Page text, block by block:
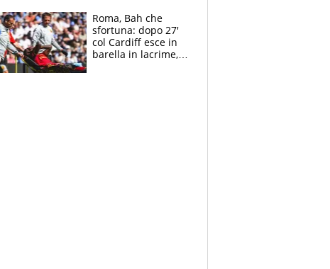
Roma, Bah che
sfortuna: dopo 27'
col Cardiff esce in
barella in lacrime,